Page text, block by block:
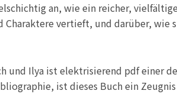
an, wie ein reicher,
Charaktere vertieft, und darüber,
und Ilya ist elektrisierend pdf einer
ist dieses Buch ein